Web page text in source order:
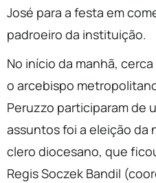
José para a festa em
padroeiro da instituição.
No início da manhã,
o arcebispo
Peruzzo participaram de
assuntos foi a eleição da
clero diocesano, que
Regis Soczek Bandil